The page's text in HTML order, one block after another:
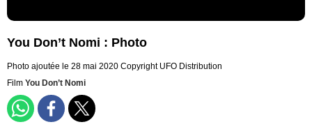
You Don’t Nomi : Photo
Photo ajoutée le 28 mai 2020 Copyright UFO Distribution
Film You Don’t Nomi